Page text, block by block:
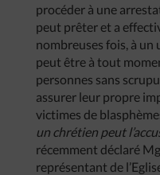
procéder à une
peut prêter et a
nombreuses fois, à un
peut être à tout
personnes sans
assurer leur propre
victimes de
un chrétien peut
récemment déclaré
représentant de